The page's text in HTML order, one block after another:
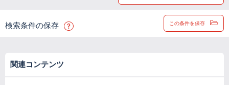
検索条件の保存 この条件を保存
関連コンテンツ